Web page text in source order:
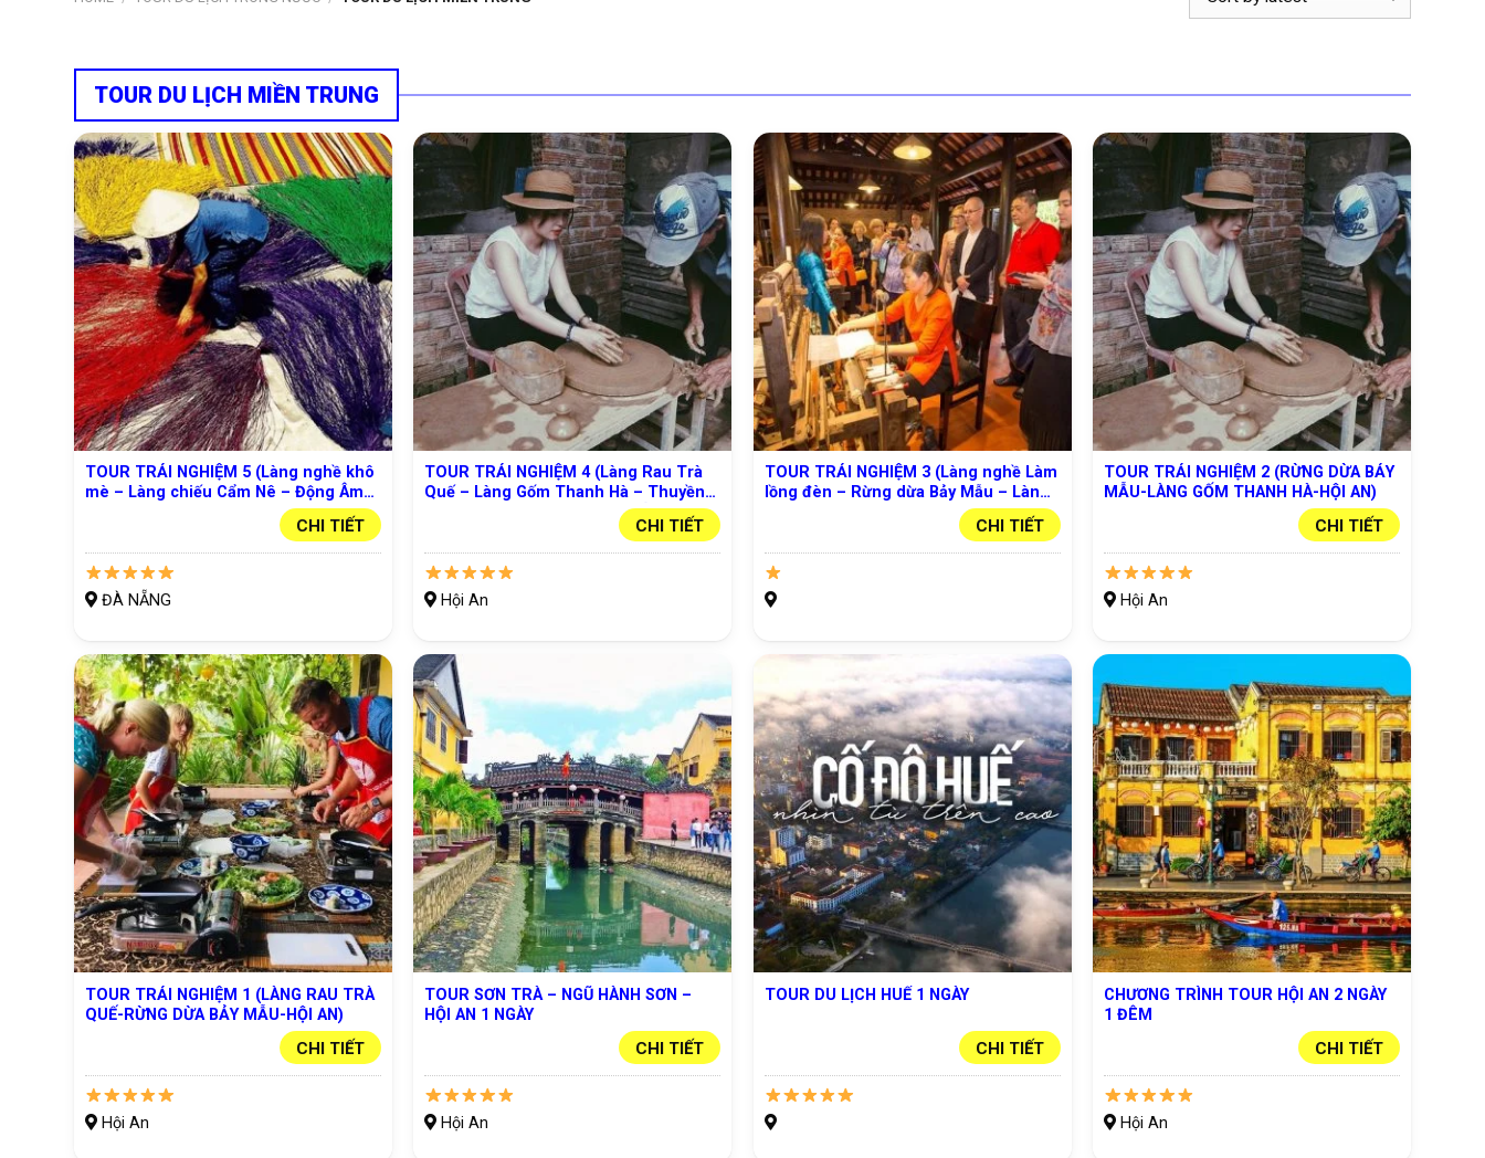
TOUR DU LỊCH MIỀN TRUNG
TOUR TRẢI NGHIỆM 5 (Làng nghề khô
mè – Làng chiếu Cẩm Nê – Động Âm
Phủ – Làng nghề Non Nước –
CHI TIẾT
ĐÀ NẴNG
TOUR TRẢI NGHIỆM 4 (Làng Rau Trà
Quế – Làng Gốm Thanh Hà – Thuyền
Thu Bồn – Hội An – Show Kí Ức)Hội An
CHI TIẾT
Hội An
TOUR TRẢI NGHIỆM 3 (Làng nghề Làm
lồng đèn – Rừng dừa Bảy Mẫu – Làng
lụa – Hội An – Show Kí ức Hội An)
CHI TIẾT
TOUR TRẢI NGHIỆM 2 (RỪNG DỪA BẢY
MẪU-LÀNG GỐM THANH HÀ-HỘI AN)
CHI TIẾT
Hội An
TOUR TRẢI NGHIỆM 1 (LÀNG RAU TRÀ
QUẾ-RỪNG DỪA BẢY MẪU-HỘI AN)
CHI TIẾT
Hội An
TOUR SƠN TRÀ – NGŨ HÀNH SƠN –
HỘI AN 1 NGÀY
CHI TIẾT
Hội An
TOUR DU LỊCH HUẾ 1 NGÀY
CHI TIẾT
CHƯƠNG TRÌNH TOUR HỘI AN 2 NGÀY
1 ĐÊM
CHI TIẾT
Hội An